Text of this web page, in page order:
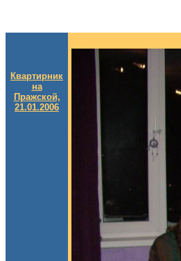
Квартирник
на
Пражской,
21.01.2006